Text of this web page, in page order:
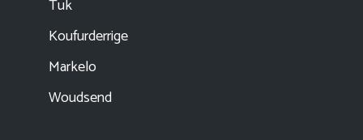
Tuk
Koufurderrige
Markelo
Woudsend